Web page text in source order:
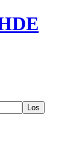
Los